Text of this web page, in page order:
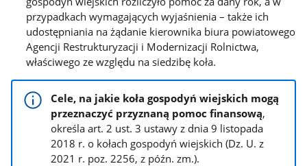
przypadkach wymagających wyjaśnienia – także ich
udostępniania na żądanie kierownika biura powiatowego
Agencji Restrukturyzacji i Modernizacji Rolnictwa,
właściwego ze względu na siedzibę koła.
Cele, na jakie koła gospodyń wiejskich mogą
przeznaczyć przyznaną pomoc finansową,
określa art. 2 ust. 3 ustawy z dnia 9 listopada
2018 r. o kołach gospodyń wiejskich (Dz. U. z
2021 r. poz. 2256, z późn. zm.).